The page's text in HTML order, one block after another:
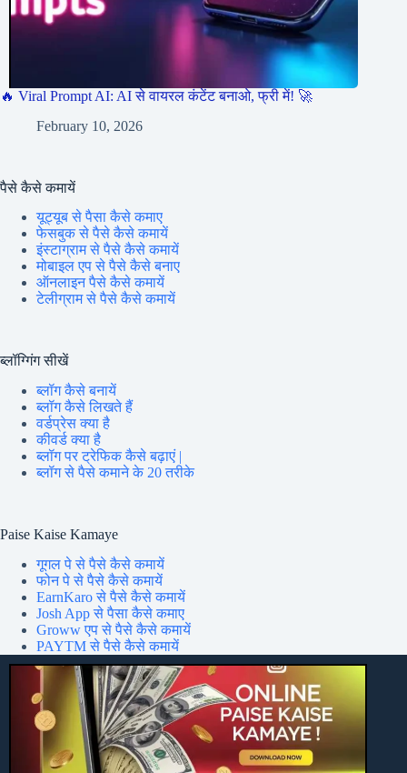
🔥 Viral Prompt AI: AI से वायरल कंटेंट बनाओ, फ्री में! 🚀
February 10, 2026
पैसे कैसे कमायें
यूट्यूब से पैसा कैसे कमाए
फेसबुक से पैसे कैसे कमायें
इंस्टाग्राम से पैसे कैसे कमायें
मोबाइल एप से पैसे कैसे बनाए
ऑनलाइन पैसे कैसे कमायें
टेलीग्राम से पैसे कैसे कमायें
ब्लॉग्गिंग सीखें
ब्लॉग कैसे बनायें
ब्लॉग कैसे लिखते हैं
वर्डप्रेस क्या है
कीवर्ड क्या है
ब्लॉग पर ट्रेफिक कैसे बढ़ाएं |
ब्लॉग से पैसे कमाने के 20 तरीके
Paise Kaise Kamaye
गूगल पे से पैसे कैसे कमायें
फोन पे से पैसे कैसे कमायें
EarnKaro से पैसे कैसे कमायें
Josh App से पैसा कैसे कमाए
Groww एप से पैसे कैसे कमायें
PAYTM से पैसे कैसे कमायें